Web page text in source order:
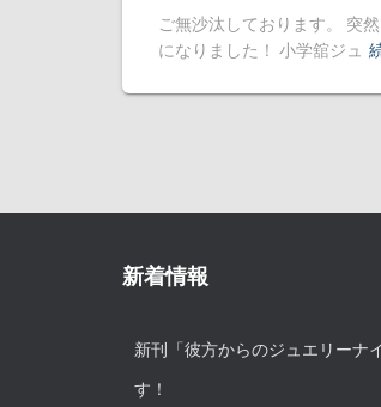
ご無沙汰しております。 突
になりました！ 小学舘ジュ
新着情報
新刊「彼方からのジュエリーナ
す！